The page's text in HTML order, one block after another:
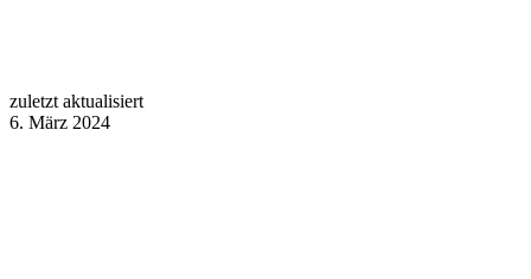
zuletzt aktualisiert
6. März 2024